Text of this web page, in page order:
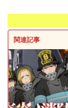
関連記事